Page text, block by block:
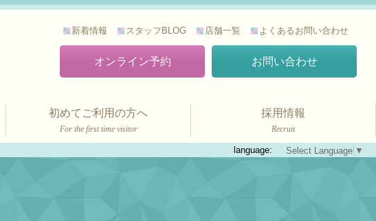
新着情報 スタッフBLOG 店舗一覧 よくあるお問い合わせ
オンライン予約 お問い合わせ
初めてご利用の方へ
For the first time visitor
採用情報
Recruit
language: Select Language ▼